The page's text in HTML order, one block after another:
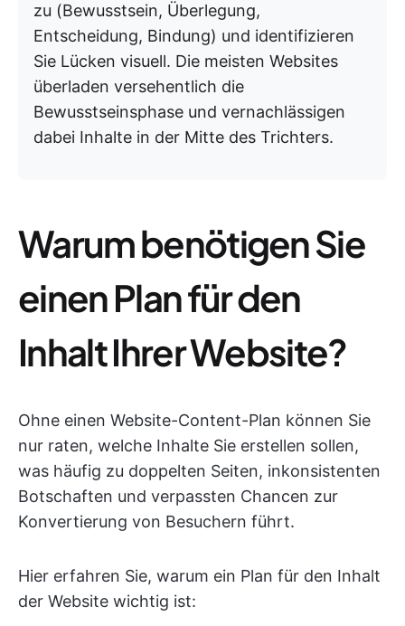
zu (Bewusstsein, Überlegung,
Entscheidung, Bindung) und identifizieren
Sie Lücken visuell. Die meisten Websites
überladen versehentlich die
Bewusstseinsphase und vernachlässigen
dabei Inhalte in der Mitte des Trichters.
Warum benötigen Sie
einen Plan für den
Inhalt Ihrer Website?
Ohne einen Website-Content-Plan können Sie
nur raten, welche Inhalte Sie erstellen sollen,
was häufig zu doppelten Seiten, inkonsistenten
Botschaften und verpassten Chancen zur
Konvertierung von Besuchern führt.
Hier erfahren Sie, warum ein Plan für den Inhalt
der Website wichtig ist: